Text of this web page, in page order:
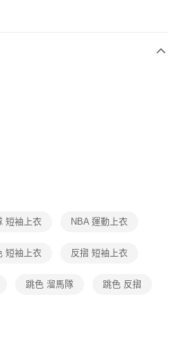
再付款。
後付」後，將跳轉至「AFTEE先享後付」
費通知簡訊。
點擊此簡訊中的連結，可透過四大超商／
付款，方視為交易完成。
後付 」之結帳頁面顯示為準，若有關於
款等相關疑問，請聯繫「AFTEE先享後付
support/home
提供之「AFTEE先享後付」服務完成之交
定代理人或監護人之同意方可使用
申辦者引起之損失，本公司不負相關責
以上)免運費
以上)免運費
以上)免運費
短袖上衣 NBA 運動上衣
短袖上衣 反摺 短袖上衣
跳色 溜馬隊 跳色 反摺